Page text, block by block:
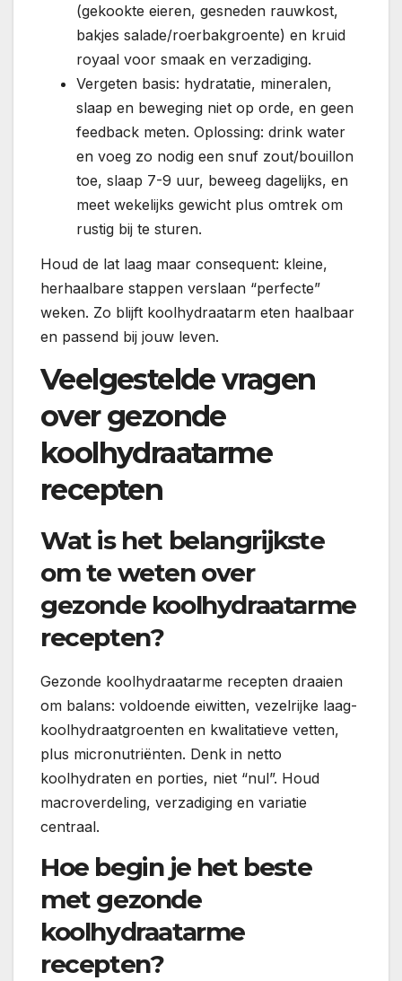
(gekookte eieren, gesneden rauwkost,
bakjes salade/roerbakgroente) en kruid
royaal voor smaak en verzadiging.
Vergeten basis: hydratatie, mineralen,
slaap en beweging niet op orde, en geen
feedback meten. Oplossing: drink water
en voeg zo nodig een snuf zout/bouillon
toe, slaap 7-9 uur, beweeg dagelijks, en
meet wekelijks gewicht plus omtrek om
rustig bij te sturen.
Houd de lat laag maar consequent: kleine,
herhaalbare stappen verslaan “perfecte”
weken. Zo blijft koolhydraatarm eten haalbaar
en passend bij jouw leven.
Veelgestelde vragen
over gezonde
koolhydraatarme
recepten
Wat is het belangrijkste
om te weten over
gezonde koolhydraatarme
recepten?
Gezonde koolhydraatarme recepten draaien
om balans: voldoende eiwitten, vezelrijke laag-
koolhydraatgroenten en kwalitatieve vetten,
plus micronutriënten. Denk in netto
koolhydraten en porties, niet “nul”. Houd
macroverdeling, verzadiging en variatie
centraal.
Hoe begin je het beste
met gezonde
koolhydraatarme
recepten?